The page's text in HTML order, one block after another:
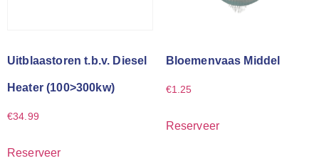
Uitblaastoren t.b.v. Diesel
Heater (100>300kw)
€34.99
Reserveer
Bloemenvaas Middel
€1.25
Reserveer